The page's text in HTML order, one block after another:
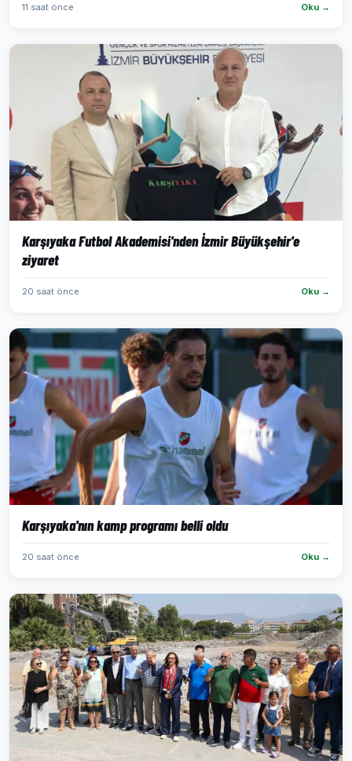
11 saat önce Oku →
Karşıyaka Futbol Akademisi'nden İzmir Büyükşehir'e
ziyaret
20 saat önce Oku →
Karşıyaka'nın kamp programı belli oldu
20 saat önce Oku →